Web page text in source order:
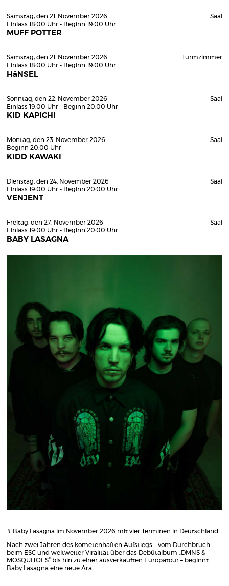
Samstag, den 21. November 2026
Einlass 18:00 Uhr - Beginn 19:00 Uhr
MUFF POTTER
Saal
Samstag, den 21. November 2026
Einlass 18:00 Uhr - Beginn 19:00 Uhr
HäNSEL
Turmzimmer
Sonntag, den 22. November 2026
Einlass 19:00 Uhr - Beginn 20:00 Uhr
KID KAPICHI
Saal
Montag, den 23. November 2026
Beginn 20:00 Uhr
KIDD KAWAKI
Saal
Dienstag, den 24. November 2026
Einlass 19:00 Uhr - Beginn 20:00 Uhr
VENJENT
Saal
Freitag, den 27. November 2026
Einlass 19:00 Uhr - Beginn 20:00 Uhr
BABY LASAGNA
Saal
# Baby Lasagna im November 2026 mit vier Terminen in Deutschland
Nach zwei Jahren des kometenhaften Aufstiegs – vom Durchbruch
beim ESC und weltweiter Viralität über das Debütalbum „DMNS &
MOSQUITOES“ bis hin zu einer ausverkauften Europatour – beginnt
Baby Lasagna eine neue Ära.